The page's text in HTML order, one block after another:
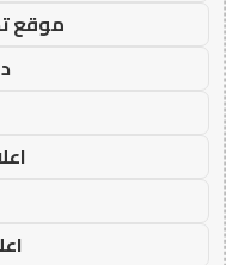
موقع